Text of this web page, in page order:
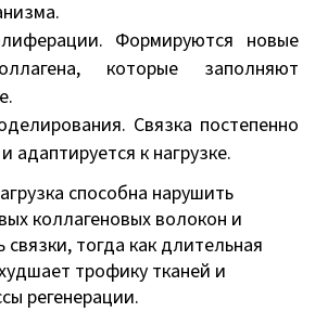
Формируются новые
которые заполняют
Связка постепенно
адаптируется к нагрузке.
способна нарушить
коллагеновых волокон и
связки, тогда как длительная
трофику тканей и
регенерации.